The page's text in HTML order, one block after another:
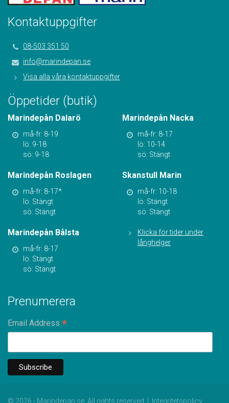
Kontaktuppgifter
08-503 351 50
info@marindepan.se
Visa alla våra kontaktuppgifter
Öppetider (butik)
Marindepån Dalarö
må-fr: 8-19
lö: 9-18
sö: 9-18
Marindepån Nacka
må-fr: 8-17
lö: 10-14
sö: Stängt
Marindepån Roslagen
må-fr: 8-17*
lö: Stängt
sö: Stängt
Skanstull Marin
må-fr: 10-18
lö: Stängt
sö: Stängt
Marindepån Bålsta
må-fr: 8-17
lö: Stängt
sö: Stängt
Klicka för tider under
långhelger
Prenumerera
Email Address *
© 2026 - Marindepan.se. All rights reserved | Integritetspolicy